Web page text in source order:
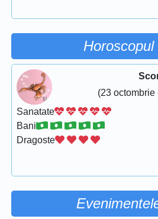
Horoscopul
(23
Sanatate
Bani
Dragoste